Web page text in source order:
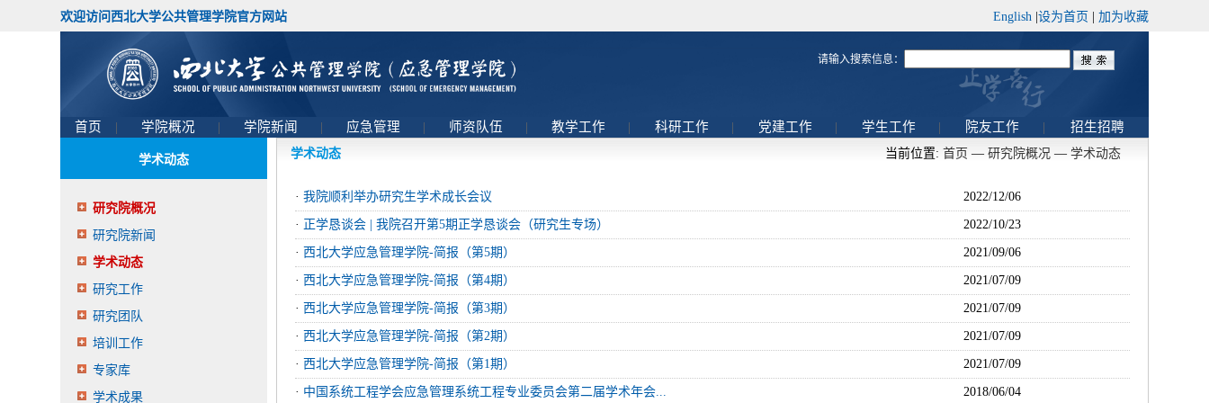
欢迎访问西北大学公共管理学院官方网站 English 设为首页 加为收藏
请输入搜索信息：
首页 | 学院概况 | 学院新闻 | 应急管理 | 师资队伍 | 教学工作 | 科研工作 | 党建工作 | 学生工作 | 院友工作 | 招生招聘
学术动态
研究院概况
研究院新闻
学术动态
研究工作
研究团队
培训工作
专家库
学术成果
学术动态 当前位置: 首页 — 研究院概况 — 学术动态
· 我院顺利举办研究生学术成长会议 2022/12/06
· 正学恳谈会 | 我院召开第5期正学恳谈会（研究生专场） 2022/10/23
· 西北大学应急管理学院-简报（第5期） 2021/09/06
· 西北大学应急管理学院-简报（第4期） 2021/07/09
· 西北大学应急管理学院-简报（第3期） 2021/07/09
· 西北大学应急管理学院-简报（第2期） 2021/07/09
· 西北大学应急管理学院-简报（第1期） 2021/07/09
· 中国系统工程学会应急管理系统工程专业委员会第二届学术年会... 2018/06/04